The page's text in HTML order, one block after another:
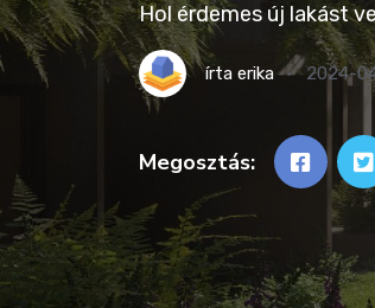
Hol érdemes új lakást
írta erika 2024-
Megosztás: